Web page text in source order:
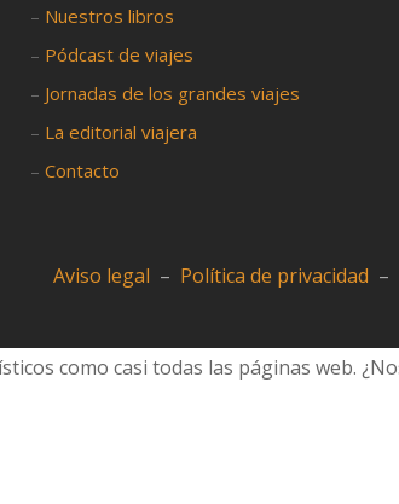
– Nuestros libros
– Pódcast de viajes
– Jornadas de los grandes viajes
– La editorial viajera
– Contacto
Aviso legal – Política de privacidad –
como casi todas las páginas web.